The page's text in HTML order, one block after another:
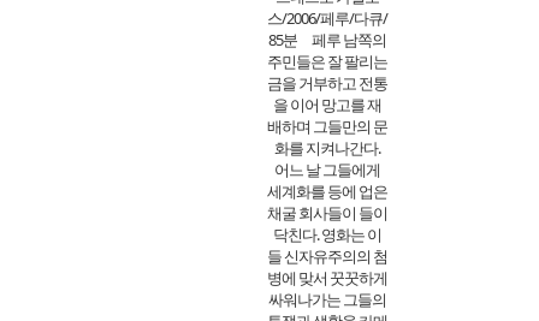
스/2006/페루/다큐/
85분 페루 남쪽의
주민들은 잘 팔리는
금을 거부하고 전통
을 이어 망고를 재
배하며 그들만의 문
화를 지켜나간다.
어느 날 그들에게
세계화를 등에 업은
채굴 회사들이 들이
닥친다. 영화는 이
들 신자유주의의 첨
병에 맞서 꿋꿋하게
싸워나가는 그들의